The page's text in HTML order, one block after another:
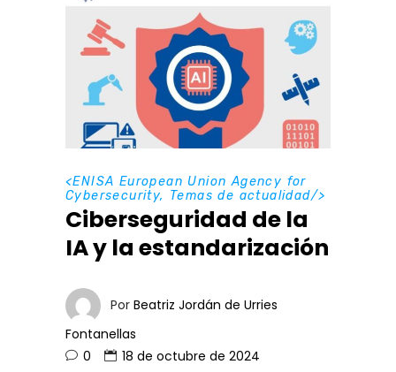
<ENISA European Union Agency for
Cybersecurity, Temas de actualidad/>
Ciberseguridad de la
IA y la estandarización
Por Beatriz Jordán de Urries
Fontanellas
0
18 de octubre de 2024